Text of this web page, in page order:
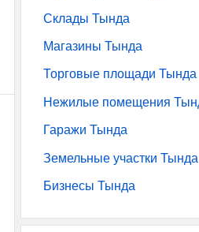
Склады Тында
Магазины Тында
Торговые площади Тында
Нежилые помещения
Гаражи Тында
Земельные участки Тында
Бизнесы Тында